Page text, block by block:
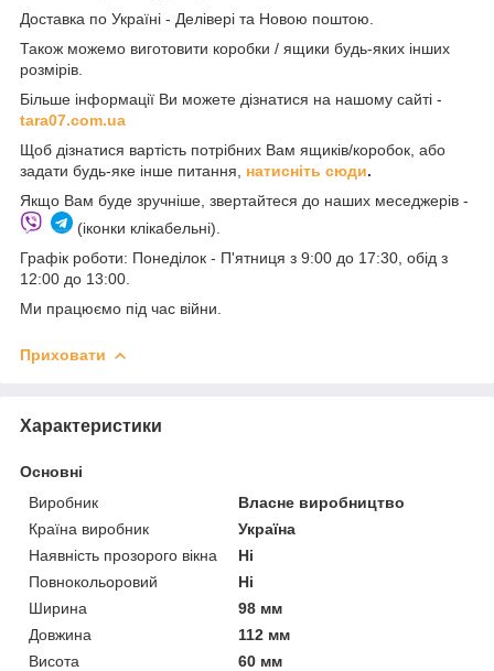
Доставка по Україні - Делівері та Новою поштою.
Також можемо виготовити коробки / ящики будь-яких інших
розмірів.
Більше інформації Ви можете дізнатися на нашому сайті -
tara07.com.ua
Щоб дізнатися вартість потрібних Вам ящиків/коробок, або
задати будь-яке інше питання, натисніть сюди.
Якщо Вам буде зручніше, звертайтеся до наших меседжерів -
(іконки клікабельні).
Графік роботи: Понеділок - П'ятниця з 9:00 до 17:30, обід з
12:00 до 13:00.
Ми працюємо під час війни.
Приховати
Характеристики
Основні
Виробник
Власне виробництво
Країна виробник
Україна
Наявність прозорого вікна
Ні
Повнокольоровий
Ні
Ширина
98 мм
Довжина
112 мм
Висота
60 мм